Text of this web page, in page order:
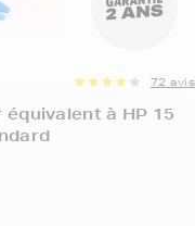
72 avis
à HP 15